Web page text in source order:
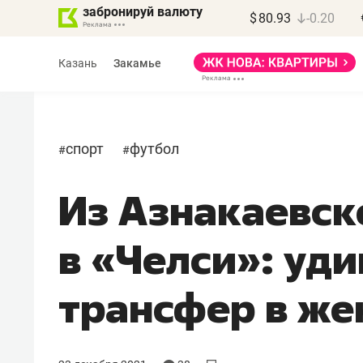
забронируй валюту $ 80.93 -0.20
Казань Закамье
#спорт #футбол
Из
в «Челси»:
трансфер в
Марат Арсланов
«КирпичХолдинг»
«Главная задача
девелопера – найти
правильный продукт»